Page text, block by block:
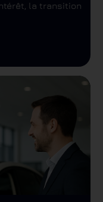
la transition